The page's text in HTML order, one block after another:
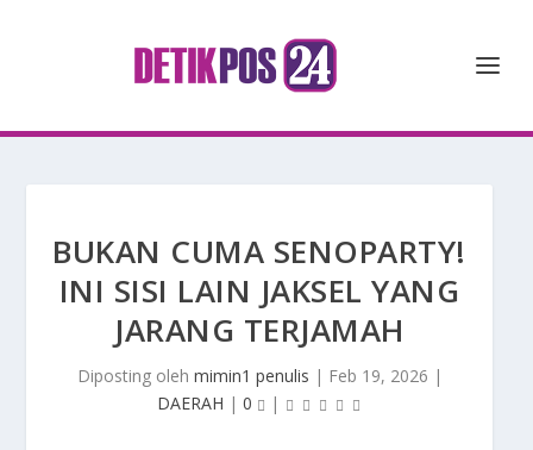
BUKAN CUMA SENOPARTY!
INI SISI LAIN JAKSEL YANG
JARANG TERJAMAH
Diposting oleh mimin1 penulis | Feb 19, 2026 |
DAERAH | 0 |